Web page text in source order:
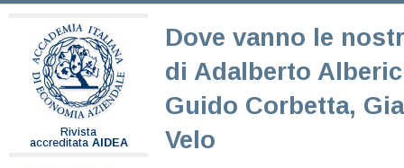
Rivista
accreditata AIDEA
Dove vanno le
di Adalberto
Guido Corbetta,
Velo